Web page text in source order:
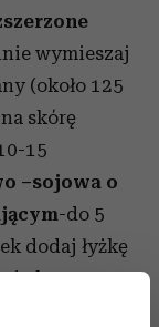
wymieszaj
(około 125
skórę
15
–sojowa o
-do 5
dodaj łyżkę
oba